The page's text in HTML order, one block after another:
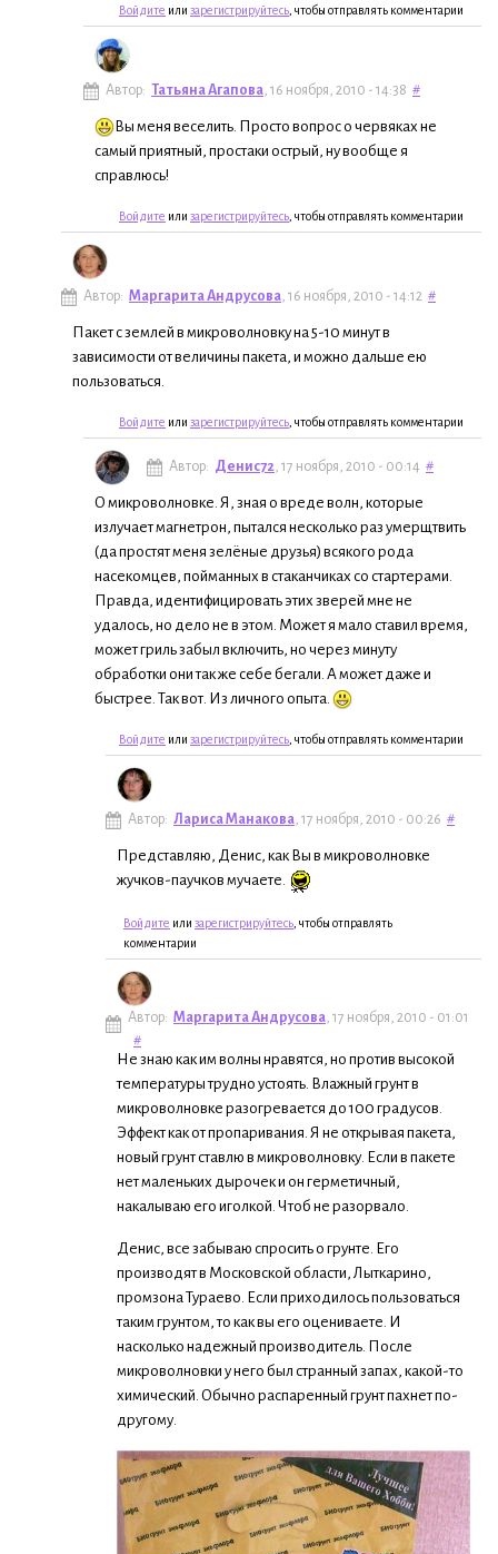
Войдите или зарегистрируйтесь , чтобы отправлять комментарии
Автор: Татьяна Агапова, 16 ноября, 2010 - 14:38 #
Вы меня веселить. Просто вопрос о червяках не
самый приятный, простаки острый, ну вообще я
справлюсь!
Войдите или зарегистрируйтесь , чтобы отправлять комментарии
Автор: Маргарита Андрусова, 16 ноября, 2010 - 14:12 #
Пакет с землей в микроволновку на 5-10 минут в
зависимости от величины пакета, и можно дальше ею
пользоваться.
Войдите или зарегистрируйтесь , чтобы отправлять комментарии
Автор: Денис72, 17 ноября, 2010 - 00:14 #
О микроволновке. Я, зная о вреде волн, которые
излучает магнетрон, пытался несколько раз умерщтвить
(да простят меня зелёные друзья) всякого рода
насекомцев, пойманных в стаканчиках со стартерами.
Правда, идентифицировать этих зверей мне не
удалось, но дело не в этом. Может я мало ставил время,
может гриль забыл включить, но через минуту
обработки они так же себе бегали. А может даже и
быстрее. Так вот. Из личного опыта.
Войдите или зарегистрируйтесь , чтобы отправлять комментарии
Автор: Лариса Манакова, 17 ноября, 2010 - 00:26 #
Представляю, Денис, как Вы в микроволновке
жучков-паучков мучаете.
Войдите или зарегистрируйтесь , чтобы отправлять
комментарии
Автор: Маргарита Андрусова , 17 ноября, 2010 - 01:01
#
Не знаю как им волны нравятся, но против высокой
температуры трудно устоять. Влажный грунт в
микроволновке разогревается до 100 градусов.
Эффект как от пропаривания. Я не открывая пакета,
новый грунт ставлю в микроволновку. Если в пакете
нет маленьких дырочек и он герметичный,
накалываю его иголкой. Чтоб не разорвало.
Денис, все забываю спросить о грунте. Его
производят в Московской области, Лыткарино,
промзона Тураево. Если приходилось пользоваться
таким грунтом, то как вы его оцениваете. И
насколько надежный производитель. После
микроволновки у него был странный запах, какой-то
химический. Обычно распаренный грунт пахнет по-
другому.